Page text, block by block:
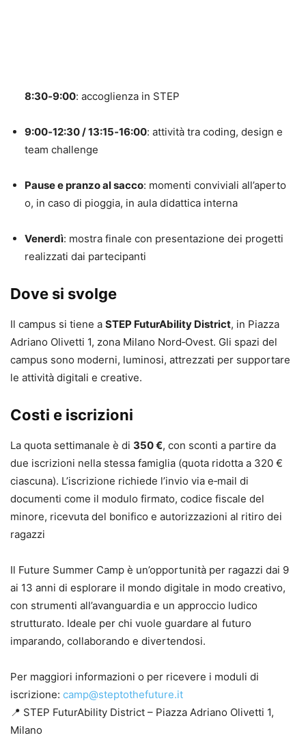
8:30‑9:00: accoglienza in STEP
9:00‑12:30 / 13:15‑16:00: attività tra coding, design e
team challenge
Pause e pranzo al sacco: momenti conviviali all’aperto
o, in caso di pioggia, in aula didattica interna
Venerdì: mostra finale con presentazione dei progetti
realizzati dai partecipanti
Dove si svolge
Il campus si tiene a STEP FuturAbility District, in Piazza
Adriano Olivetti 1, zona Milano Nord‑Ovest. Gli spazi del
campus sono moderni, luminosi, attrezzati per supportare
le attività digitali e creative.
Costi e iscrizioni
La quota settimanale è di 350 €, con sconti a partire da
due iscrizioni nella stessa famiglia (quota ridotta a 320 €
ciascuna). L’iscrizione richiede l’invio via e‑mail di
documenti come il modulo firmato, codice fiscale del
minore, ricevuta del bonifico e autorizzazioni al ritiro dei
ragazzi
Il Future Summer Camp è un’opportunità per ragazzi dai 9
ai 13 anni di esplorare il mondo digitale in modo creativo,
con strumenti all’avanguardia e un approccio ludico
strutturato. Ideale per chi vuole guardare al futuro
imparando, collaborando e divertendosi.
Per maggiori informazioni o per ricevere i moduli di
iscrizione: camp@steptothefuture.it
📍 STEP FuturAbility District – Piazza Adriano Olivetti 1,
Milano